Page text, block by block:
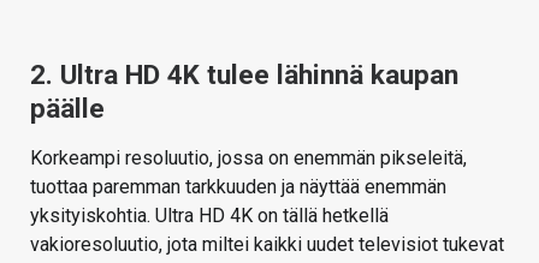
2. Ultra HD 4K tulee lähinnä kaupan
päälle
Korkeampi resoluutio, jossa on enemmän pikseleitä,
tuottaa paremman tarkkuuden ja näyttää enemmän
yksityiskohtia. Ultra HD 4K on tällä hetkellä
vakioresoluutio, jota miltei kaikki uudet televisiot tukevat